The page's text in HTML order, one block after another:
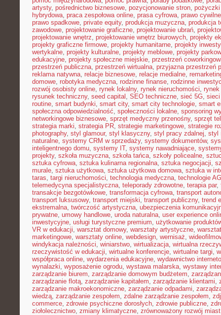
artysty, pośrednictwo biznesowe, pozycjonowanie stron, pożyczki
hybrydowa, praca zespołowa online, prasa cyfrowa, prawo
prawo spadkowe, private equity, produkcja muzyczna, produkcja
zawodowe, projektowanie graficzne, projektowanie ubrań,
projektowanie wnętrz, projektowanie wnętrz biurowych, projekty
projekty graficzne firmowe, projekty humanitarne, projekty
wertykalne, projekty kulturalne, projekty meblowe, projekty
edukacyjne, projekty społeczne miejskie, przestrzeń
przestrzeń publiczna, przestrzeń wirtualna, przyjazna przestrzeń
reklama natywna, relacje biznesowe, relacje medialne,
domowe, robotyka medyczna, rodzinne finanse, rodzinne
rozwój osobisty online, rynek lokalny, rynek nieruchomości,
rysunek techniczny, seed capital , SEO techniczne, sieć 5G, sieci
routine, smart budynki, smart city, smart city technologie, smart
społeczna odpowiedzialność, społeczności lokalne, sponsoring
networkingowe biznesowe, sprzęt medyczny przenośny, sprzęt
strategia marki, strategia PR, strategie marketingowe, strategie
photography, styl glamour, styl klasyczny, styl pracy zdalnej, styl
naturalne, systemy CRM w sprzedaży, systemy dokumentów,
inteligentnego domu, systemy IT, systemy nawadniające,
projekty, szkoła muzyczna, szkoła tańca, szkoły policealne,
sztuka cyfrowa, sztuka kulinarna regionalna, sztuka negocjacji,
murale, sztuka użytkowa, sztuka użytkowa domowa, sztuka w
taras, targi nieruchomości, technologia medyczna, technologie
telemedycyna specjalistyczna, teleporady zdrowotne, terapia par,
transakcje bezgotówkowe, transformacja cyfrowa, transport
transport luksusowy, transport miejski, transport publiczny, trend
ekstremalna, twórczość artystyczna, ubezpieczenia
prywatne, umowy handlowe, uroda naturalna, user experience
inwestycyjne, usługi turystyczne premium, użytkowanie
VR w edukacji, warsztat domowy, warsztaty artystyczne,
marketingowe, warsztaty online, webdesign, wernisaż,
windykacja należności, winiarstwo, wirtualizacja, wirtualna
rzeczywistość w edukacji, wirtualne konferencje, wirtualne targi,
współpraca online, wydarzenia edukacyjne, wydawnictwo
wynalazki, wyposażenie ogrodu, wystawa malarska, wystawy
zarządzanie biurem, zarządzanie domowym budżetem,
zarządzanie flotą, zarządzanie kapitałem, zarządzanie klientami,
zarządzanie makroekonomiczne, zarządzanie odpadami,
wiedzą, zarządzanie zespołem, zdalne zarządzanie zespołem,
commerce, zdrowie psychiczne dorosłych, zdrowie publiczne,
ziołolecznictwo, zmiany klimatyczne, zrównoważony rozwój miast